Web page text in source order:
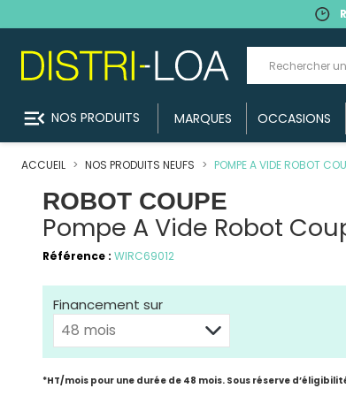
menu_open NOS PRODUITS MARQUES OCCASIONS
ACCUEIL NOS PRODUITS NEUFS POMPE A VIDE ROBOT
ROBOT COUPE
Pompe A Vide Robot
Référence : WIRC69012
Financement sur
*HT/mois pour une durée de 48 mois. Sous réserve